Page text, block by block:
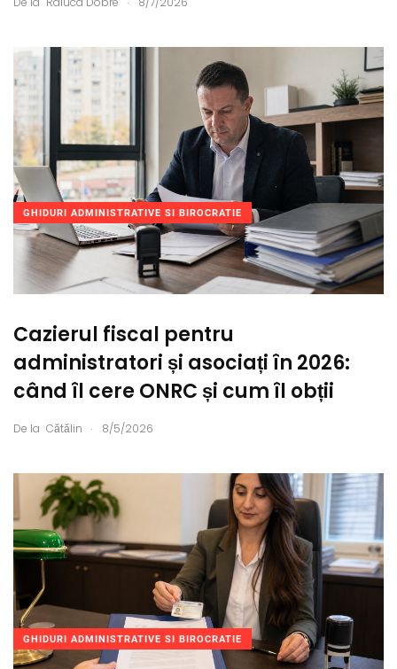
GHIDURI ADMINISTRATIVE SI BIROCRATIE
Cazierul fiscal pentru
administratori și asociați în 2026:
când îl cere ONRC și cum îl obții
De la Cătălin . 8/5/2026
GHIDURI ADMINISTRATIVE SI BIROCRATIE